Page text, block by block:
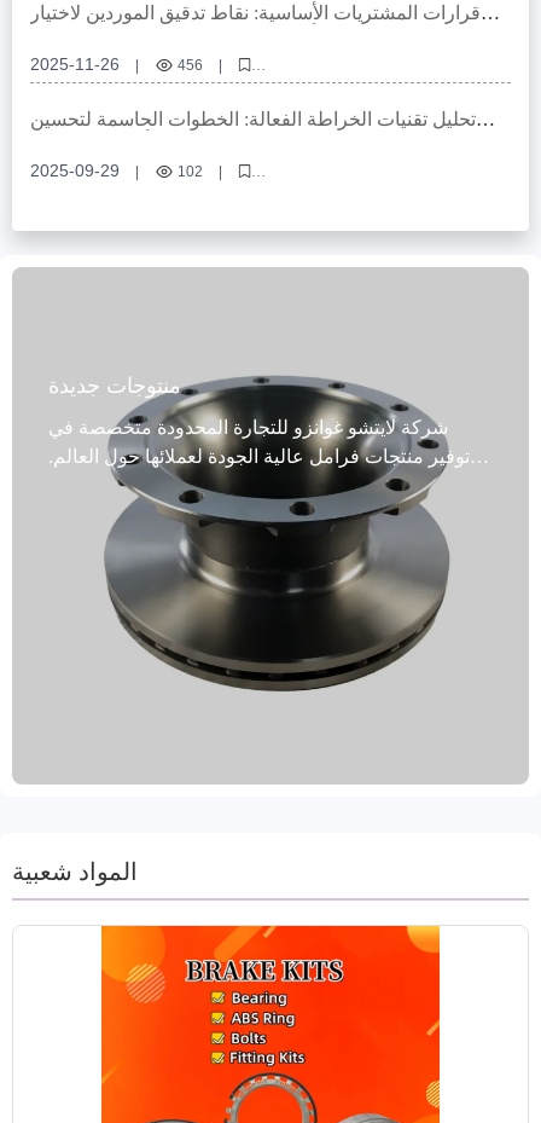
قرارات المشتريات الأساسية: نقاط تدقيق الموردين لاختيار
2025-11-26 456
معايير IATF للسيارات، تدقيق موردين قطع الغيار، جودة سلسلة التوريد، أقراص
الفرامل المعتمدة، إدارة جودة السيارات
تحليل تقنيات الخراطة الفعالة: الخطوات الحاسمة لتحسين
2025-09-29 102
منتوجات جديدة
شركة لايتشو غوانزو للتجارة المحدودة متخصصة في
توفير منتجات فرامل عالية الجودة لعملائها حول العالم.
تُعد أقراص فرامل المركبات التجارية التي نقدمها خيارًا
مثاليًا. صُممت هذه الأقراص خصيصًا للمركبات التجارية،
وتخضع لاختبارات توازن ديناميكية صارمة، كما تضمن
ثقوب التثبيت الدقيقة تركيبًا مثاليًا. بفضل تقنية مقاومة
الصدأ المتقدمة، تتميز هذه الأقراص بالمتانة والقدرة على
طرازات المركبات، مما يُلبي طلب السوق العالمية. تُصنع
هذه الأقراص في مقاطعة شاندونغ الصينية، وتخضع
نهجنا الذي يركز على العملاء يقبل الطلبات التجريبية
ويقدم ضمانًا لمدة عامين وضمانًا لمسافة 60 ألف كيلومتر
لخدمة ما بعد البيع خالية من القلق.
المواد شعبية